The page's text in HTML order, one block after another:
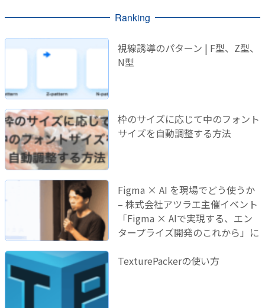
Ranking
視線誘導のパターン | F型、Z型、
N型
枠のサイズに応じて中のフォント
サイズを自動調整する方法
Figma × AI を現場でどう使うか
– 株式会社アツラエ主催イベント
「Figma × AIで実現する、エン
タープライズ開発のこれから」に
TexturePackerの使い方